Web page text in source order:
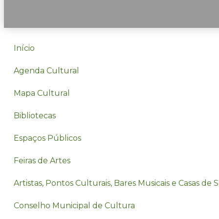
Início
Agenda Cultural
Mapa Cultural
Bibliotecas
Espaços Públicos
Feiras de Artes
Artistas, Pontos Culturais, Bares Musicais e Casas de
Conselho Municipal de Cultura